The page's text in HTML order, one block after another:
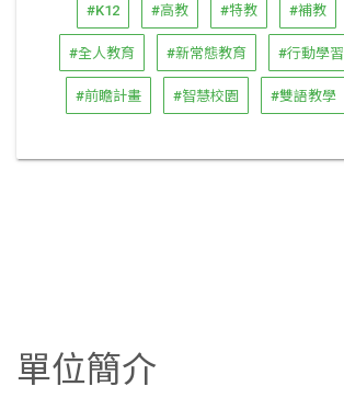
#K12 #高教 #特教 #補教
#全人教育 #新常態教育 #行動學習
#前瞻計畫 #智慧校園 #雙語教學
單位簡介